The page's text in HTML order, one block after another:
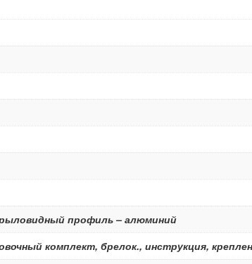
профиль – алюминий
комплект, брелок., инструкция,